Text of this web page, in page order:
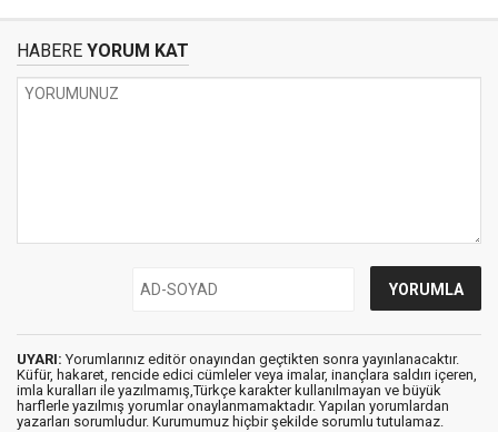
HABERE YORUM KAT
UYARI: Yorumlarınız editör onayından geçtikten sonra yayınlanacaktır.
Küfür, hakaret, rencide edici cümleler veya imalar, inançlara saldırı içeren,
imla kuralları ile yazılmamış,Türkçe karakter kullanılmayan ve büyük
harflerle yazılmış yorumlar onaylanmamaktadır. Yapılan yorumlardan
yazarları sorumludur. Kurumumuz hiçbir şekilde sorumlu tutulamaz.